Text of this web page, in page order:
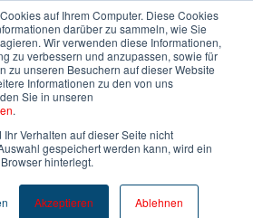
auf Ihrem Computer. Diese Cookies
darüber zu sammeln, wie Sie
Wir verwenden diese Informationen,
zu verbessern und anzupassen, sowie für
zu unseren Besuchern auf dieser Website
Informationen zu den von uns
Sie in unseren
.
Verhalten auf dieser Seite nicht
gespeichert werden kann, wird ein
hinterlegt.
Akzeptieren Ablehnen